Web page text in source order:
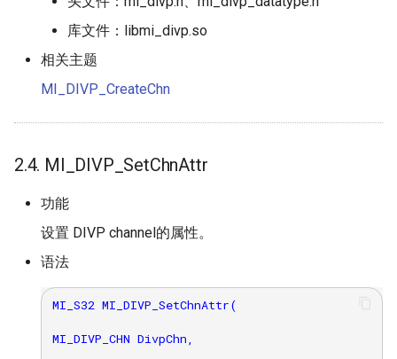
库文件：libmi_divp.so
相关主题
MI_DIVP_CreateChn
2.4. MI_DIVP_SetChnAttr
功能
设置 DIVP channel的属性。
语法
MI_S32 MI_DIVP_SetChnAttr(
MI_DIVP_CHN DivpChn,